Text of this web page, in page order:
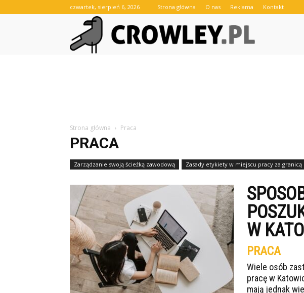
czwartek, sierpień 6, 2026 Strona główna O nas Reklama Kontakt
Strona główna Praca
PRACA
Zarządzanie swoją ścieżką zawodową Zasady etykiety w miejscu pracy za granicą
W
PRACA
Wiele osób
pracę w
mają jednak